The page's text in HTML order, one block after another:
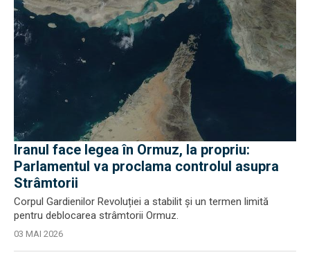
Iranul face legea în Ormuz, la propriu:
Parlamentul va proclama controlul asupra
Strâmtorii
Corpul Gardienilor Revoluției a stabilit și un termen limită
pentru deblocarea strâmtorii Ormuz.
03 MAI 2026